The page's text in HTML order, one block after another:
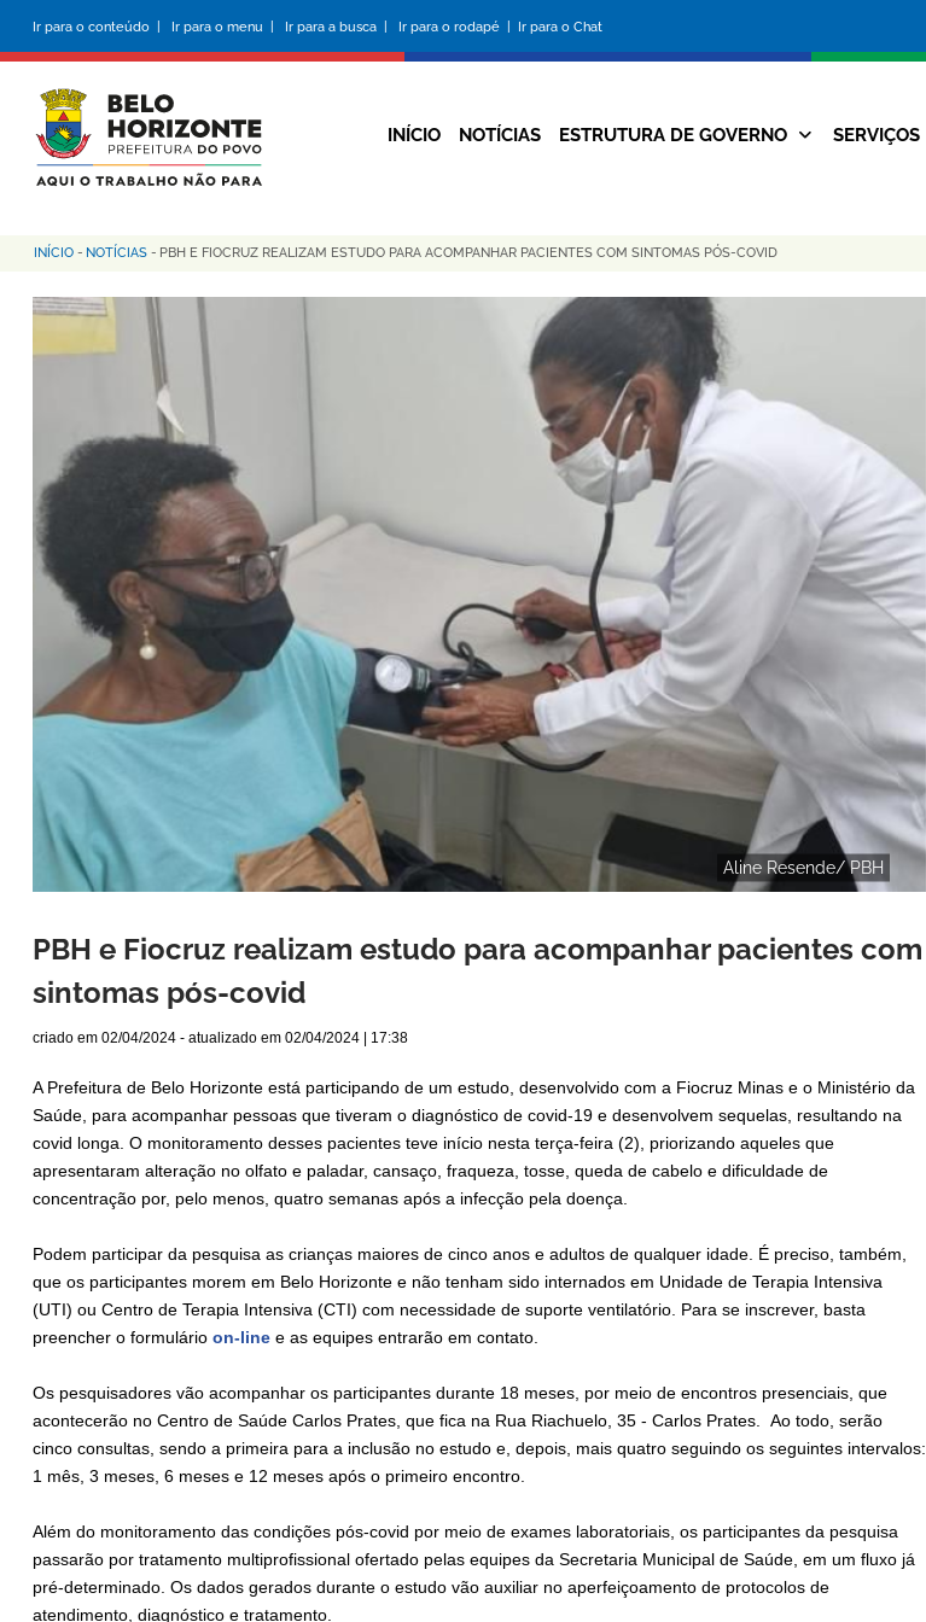
conteúdo
principal
Ir para o conteúdo | Ir para o menu | Ir para a busca | Ir para o rodapé | Ir para o Chat
da
Prefeitura
Navegação
INÍCIO NOTÍCIAS ESTRUTURA DE GOVERNO SERVIÇOS
Trilha
de
navegação
INÍCIO - NOTÍCIAS - PBH E FIOCRUZ REALIZAM ESTUDO PARA ACOMPANHAR PACIENTES COM SINTOMAS PÓS-COVID
Aline Resende/ PBH
PBH e Fiocruz realizam estudo para acompanhar pacientes com
sintomas pós-covid
criado em 02/04/2024 - atualizado em 02/04/2024 | 17:38
A Prefeitura de Belo Horizonte está participando de um estudo, desenvolvido com a Fiocruz Minas e o Ministério da
Saúde, para acompanhar pessoas que tiveram o diagnóstico de covid-19 e desenvolvem sequelas, resultando na
covid longa. O monitoramento desses pacientes teve início nesta terça-feira (2), priorizando aqueles que
apresentaram alteração no olfato e paladar, cansaço, fraqueza, tosse, queda de cabelo e dificuldade de
concentração por, pelo menos, quatro semanas após a infecção pela doença.
Podem participar da pesquisa as crianças maiores de cinco anos e adultos de qualquer idade. É preciso, também,
que os participantes morem em Belo Horizonte e não tenham sido internados em Unidade de Terapia Intensiva
(UTI) ou Centro de Terapia Intensiva (CTI) com necessidade de suporte ventilatório. Para se inscrever, basta
preencher o formulário on-line e as equipes entrarão em contato.
Os pesquisadores vão acompanhar os participantes durante 18 meses, por meio de encontros presenciais, que
acontecerão no Centro de Saúde Carlos Prates, que fica na Rua Riachuelo, 35 - Carlos Prates. Ao todo, serão
cinco consultas, sendo a primeira para a inclusão no estudo e, depois, mais quatro seguindo os seguintes intervalos:
1 mês, 3 meses, 6 meses e 12 meses após o primeiro encontro.
Além do monitoramento das condições pós-covid por meio de exames laboratoriais, os participantes da pesquisa
passarão por tratamento multiprofissional ofertado pelas equipes da Secretaria Municipal de Saúde, em um fluxo já
pré-determinado. Os dados gerados durante o estudo vão auxiliar no aperfeiçoamento de protocolos de
atendimento, diagnóstico e tratamento.